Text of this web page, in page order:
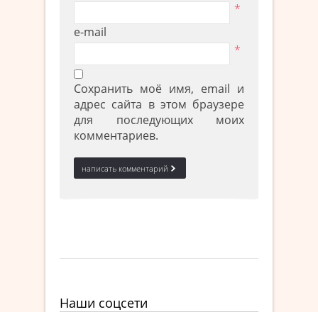
*
e-mail
*
Сохранить моё имя, email и
адрес сайта в этом браузере
для последующих моих
комментариев.
Наши соцсети